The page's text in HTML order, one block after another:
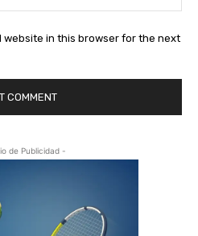
website in this browser for the next
de Publicidad -